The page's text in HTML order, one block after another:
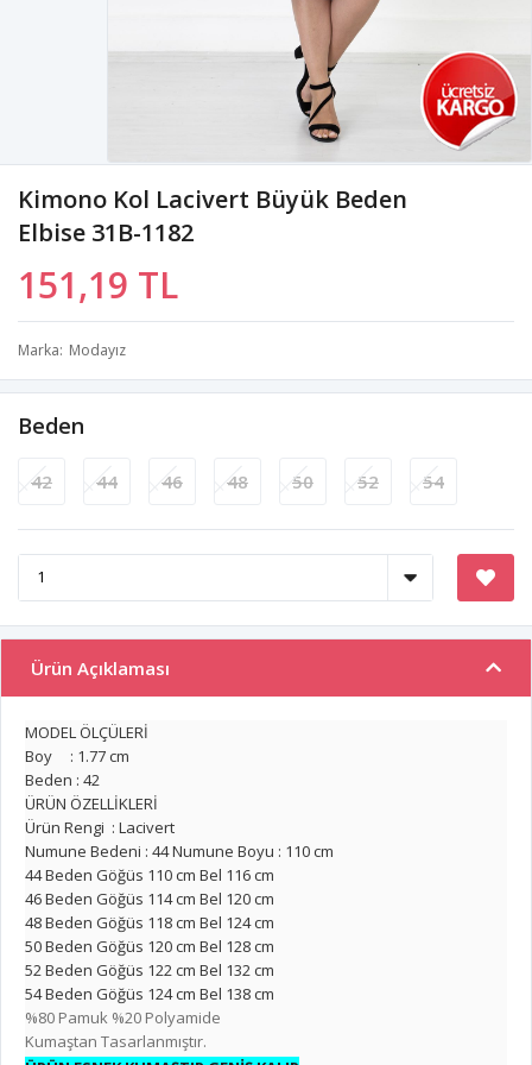
Kimono Kol Lacivert Büyük Beden
Elbise 31B-1182
151,19 TL
Marka Modayız
Beden
42 44 46 48 50 52 54
Ürün Açıklaması
MODEL ÖLÇÜLERİ
Boy : 1.77 cm
Beden : 42
ÜRÜN ÖZELLİKLERİ
Ürün Rengi : Lacivert
Numune Bedeni : 44 Numune Boyu : 110 cm
44 Beden Göğüs 110 cm Bel 116 cm
46 Beden Göğüs 114 cm Bel 120 cm
48 Beden Göğüs 118 cm Bel 124 cm
50 Beden Göğüs 120 cm Bel 128 cm
52 Beden Göğüs 122 cm Bel 132 cm
54 Beden Göğüs 124 cm Bel 138 cm
%80 Pamuk %20 Polyamide
Kumaştan Tasarlanmıştır.